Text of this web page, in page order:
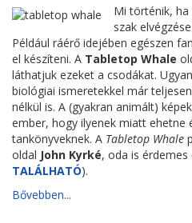
Mi történik, ha
szak
Például ráérő idejében egészen
el készíteni. A Tabletop Whale
láthatjuk ezeket a csodákat.
biológiai ismeretekkel már
nélkül is. A (gyakran animált)
ember, hogy ilyenek miatt ehetne
tankönyveknek. A Tabletop Whale
oldal John Kyrké, oda is
TALÁLHATÓ).
Bővebben...